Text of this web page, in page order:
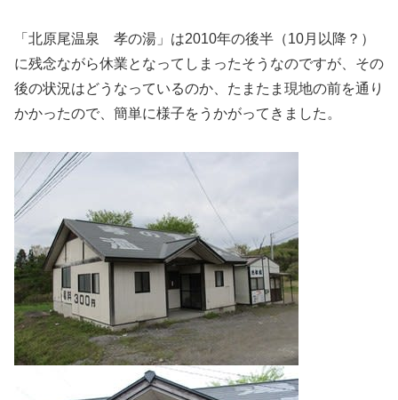
「北原尾温泉 孝の湯」は2010年の後半（10月以降？）
に残念ながら休業となってしまったそうなのですが、その
後の状況はどうなっているのか、たまたま現地の前を通り
かかったので、簡単に様子をうかがってきました。